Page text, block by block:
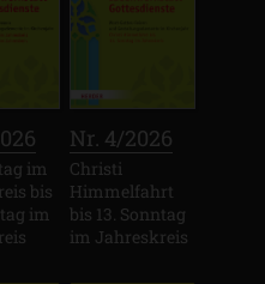
im
bis
im
Nr. 4/2026
Christi
Himmelfahrt
bis 13. Sonntag
im Jahreskreis